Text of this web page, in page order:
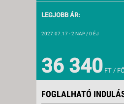
LEGJOBB ÁR:
2027.07.17- 2 NAP / 0 ÉJ
36 340 FT /
FOGLALHATÓ